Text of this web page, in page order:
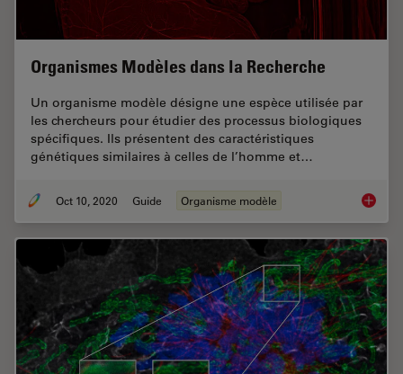
Organismes Modèles dans la Recherche
Un organisme modèle désigne une espèce utilisée par
les chercheurs pour étudier des processus biologiques
spécifiques. Ils présentent des caractéristiques
génétiques similaires à celles de l’homme et…
Oct 10, 2020 Guide Organisme modèle